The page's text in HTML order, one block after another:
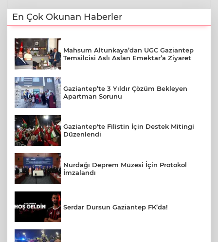
En Çok Okunan Haberler
Mahsum Altunkaya’dan UGC Gaziantep
Temsilcisi Aslı Aslan Emektar’a Ziyaret
Gaziantep’te 3 Yıldır Çözüm Bekleyen
Apartman Sorunu
Gaziantep'te Filistin İçin Destek Mitingi
Düzenlendi
Nurdağı Deprem Müzesi İçin Protokol
İmzalandı
Serdar Dursun Gaziantep FK’da!